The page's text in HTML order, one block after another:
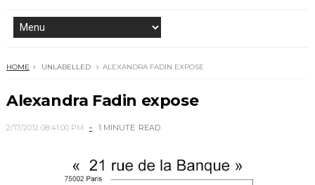
HOME UNLABELLED ALEXANDRA FADIN EXPOSE
Alexandra Fadin expose
2/17/2012 08:41:00 PM 1 MINUTE READ